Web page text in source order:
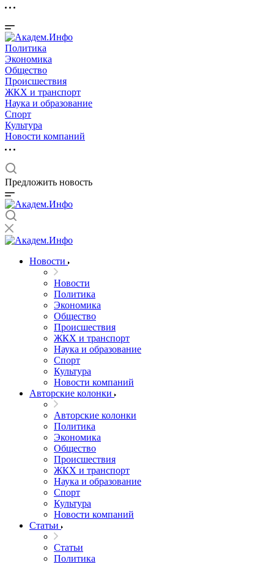
Политика
Экономика
Общество
Происшествия
ЖКХ и транспорт
Наука и образование
Спорт
Культура
Новости компаний
Предложить новость
Новости
Новости
Политика
Экономика
Общество
Происшествия
ЖКХ и транспорт
Наука и образование
Спорт
Культура
Новости компаний
Авторские колонки
Авторские колонки
Политика
Экономика
Общество
Происшествия
ЖКХ и транспорт
Наука и образование
Спорт
Культура
Новости компаний
Статьи
Статьи
Политика